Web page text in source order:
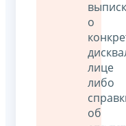
о
лице
либо
об